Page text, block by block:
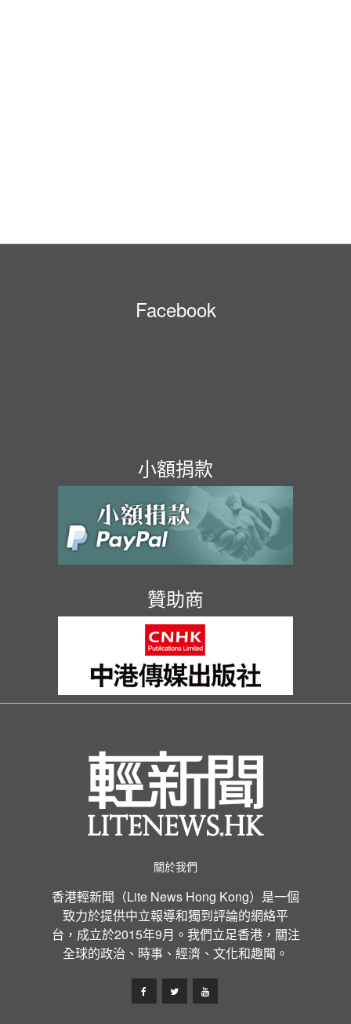
Facebook
小額捐款
贊助商
關於我們
香港輕新聞（Lite News Hong Kong）是一個
致力於提供中立報導和獨到評論的網絡平
台，成立於2015年9月。我們立足香港，關注
全球的政治、時事、經濟、文化和趣聞。